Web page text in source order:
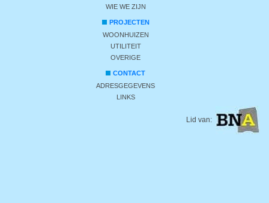
WIE WE ZIJN
PROJECTEN
WOONHUIZEN
UTILITEIT
OVERIGE
CONTACT
ADRESGEGEVENS
LINKS
Lid van: